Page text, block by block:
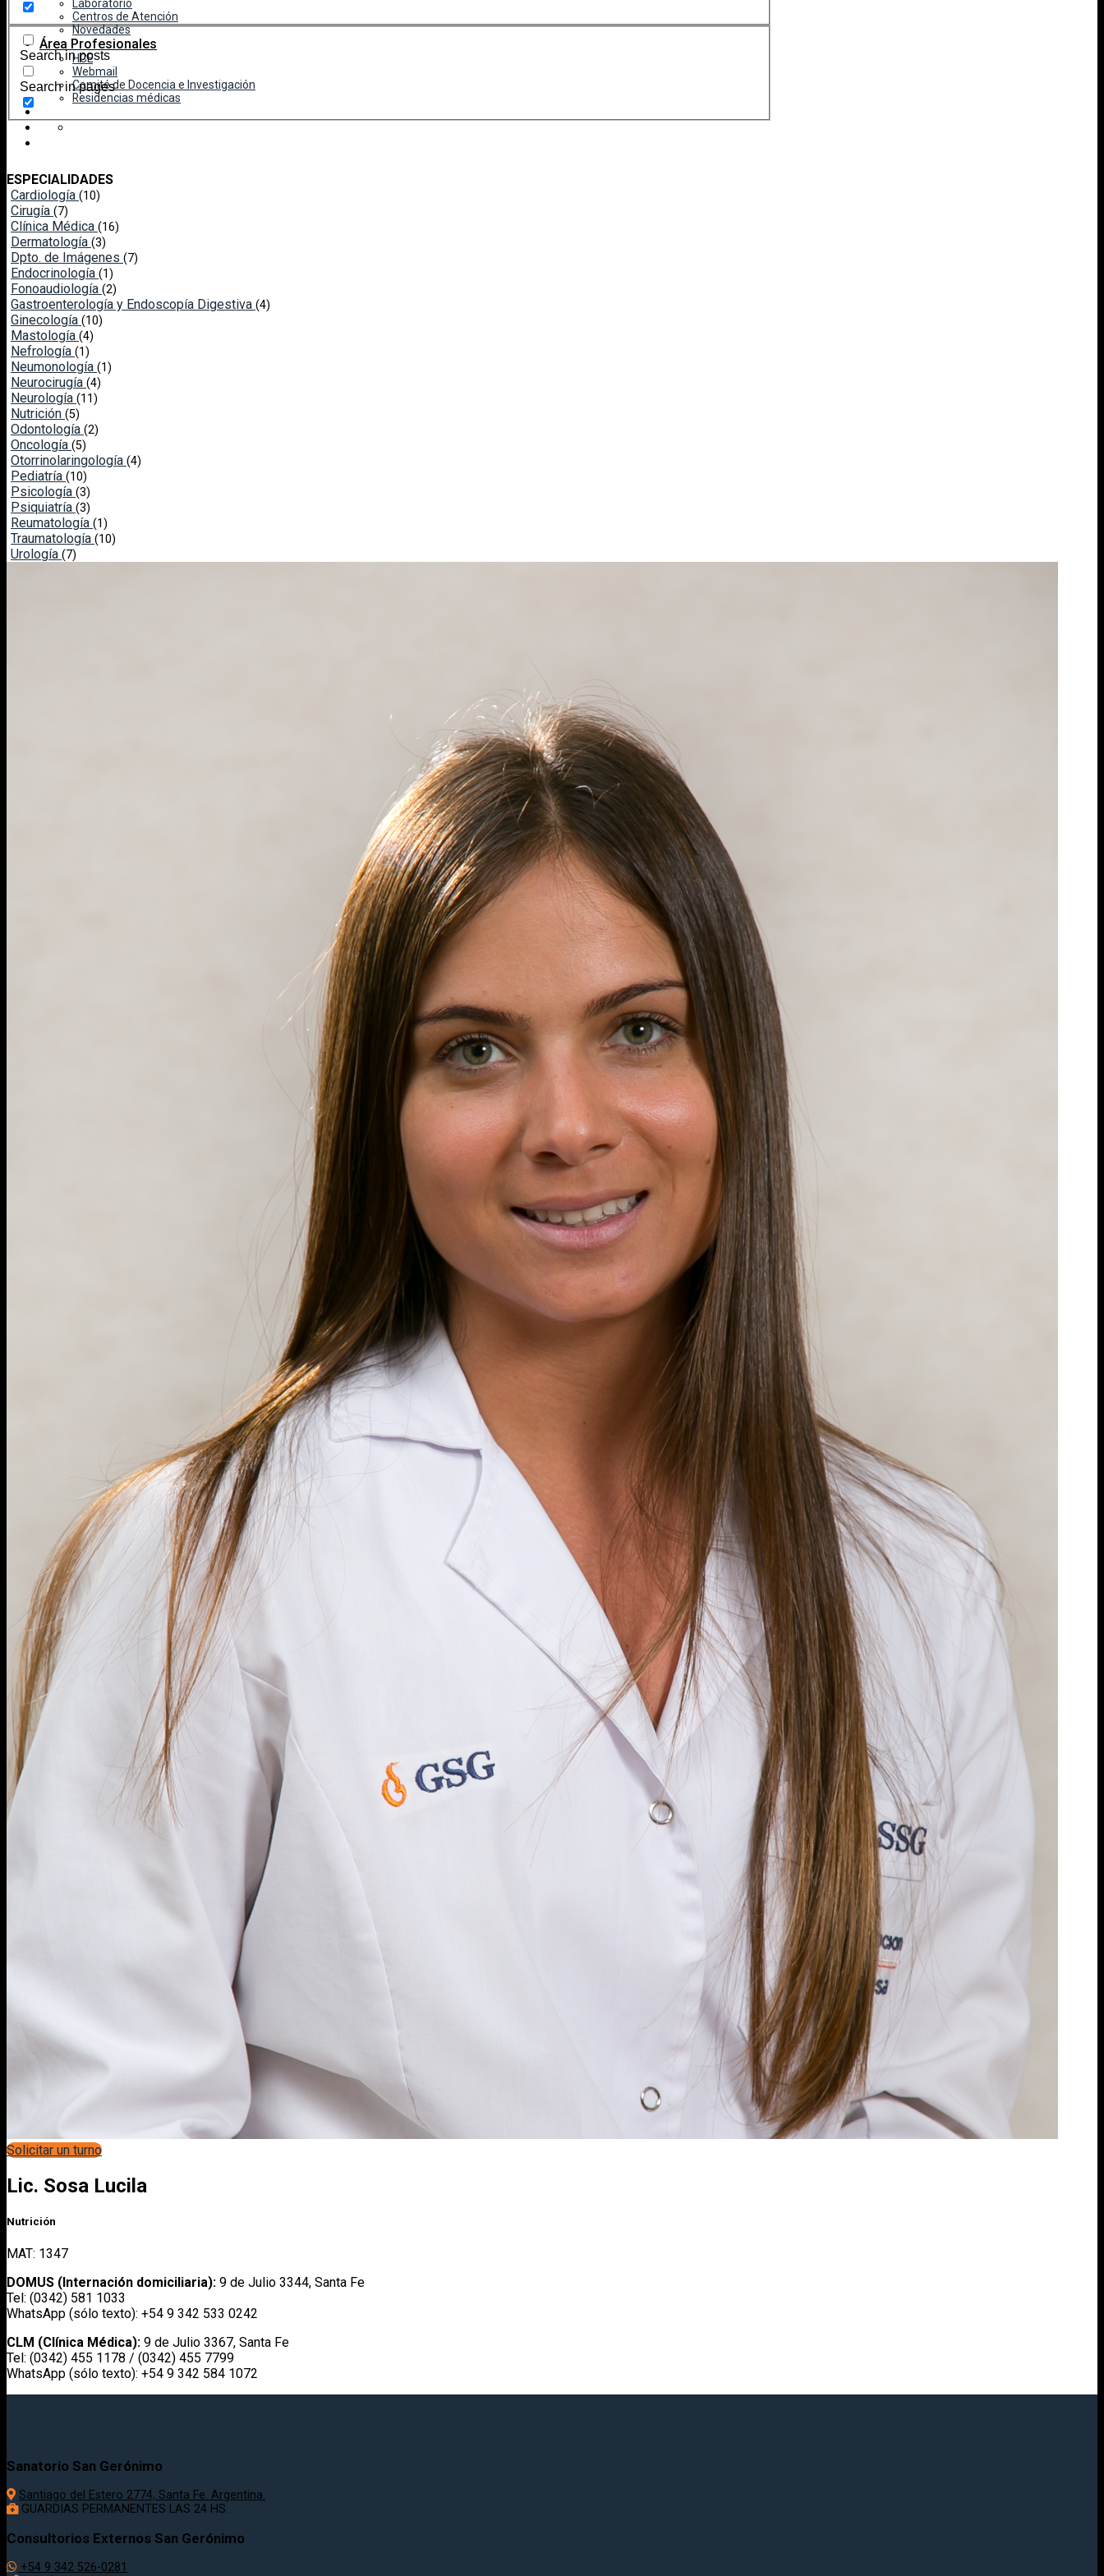
Laboratorio
Centros de Atención
Novedades
Área Profesionales
HCE
Webmail
Comité de Docencia e Investigación
Residencias médicas
Search in posts
Search in pages
ESPECIALIDADES
Cardiología (10)
Cirugía (7)
Clínica Médica (16)
Dermatología (3)
Dpto. de Imágenes (7)
Endocrinología (1)
Fonoaudiología (2)
Gastroenterología y Endoscopía Digestiva (4)
Ginecología (10)
Mastología (4)
Nefrología (1)
Neumonología (1)
Neurocirugía (4)
Neurología (11)
Nutrición (5)
Odontología (2)
Oncología (5)
Otorrinolaringología (4)
Pediatría (10)
Psicología (3)
Psiquiatría (3)
Reumatología (1)
Traumatología (10)
Urología (7)
Solicitar un turno
Lic. Sosa Lucila
Nutrición
MAT: 1347
DOMUS (Internación domiciliaria): 9 de Julio 3344, Santa Fe
Tel: (0342) 581 1033
WhatsApp (sólo texto): +54 9 342 533 0242
CLM (Clínica Médica): 9 de Julio 3367, Santa Fe
Tel: (0342) 455 1178 / (0342) 455 7799
WhatsApp (sólo texto): +54 9 342 584 1072
Sanatorio San Gerónimo
Santiago del Estero 2774, Santa Fe. Argentina.
GUARDIAS PERMANENTES LAS 24 HS.
Consultorios Externos San Gerónimo
+54 9 342 526-0281